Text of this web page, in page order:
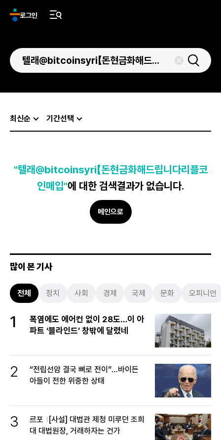
로그인
최신순 기간선택
"텔래@bitcoinsyri【돈현금화해드립니다리플코
인매입"에 대한 검색결과가 없습니다.
메인으로
많이 본 기사
전체 정치 사회 경제 국제 문화 오피니언
1
폭염에도 에어컨 없이 28도…이 아
파트 ‘블라인드’ 창밖에 달렸네
2
“전립선암 결국 뼈로 전이”…바이든
아들이 전한 위중한 상태
3 르포
[사설] 대법관 제청 미루던 조희
대 대법원장, 거래하자는 건가